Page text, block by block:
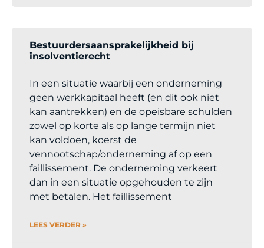
Bestuurdersaansprakelijkheid bij
insolventierecht
In een situatie waarbij een onderneming
geen werkkapitaal heeft (en dit ook niet
kan aantrekken) en de opeisbare schulden
zowel op korte als op lange termijn niet
kan voldoen, koerst de
vennootschap/onderneming af op een
faillissement. De onderneming verkeert
dan in een situatie opgehouden te zijn
met betalen. Het faillissement
LEES VERDER »